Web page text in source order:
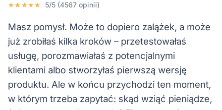
★★★★★
5/5 (4567 opinii)
Masz pomysł. Może to dopiero zalążek, a może
już zrobiłaś kilka kroków – przetestowałaś
usługę, porozmawiałaś z potencjalnymi
klientami albo stworzyłaś pierwszą wersję
produktu. Ale w końcu przychodzi ten moment,
w którym trzeba zapytać: skąd wziąć pieniądze,